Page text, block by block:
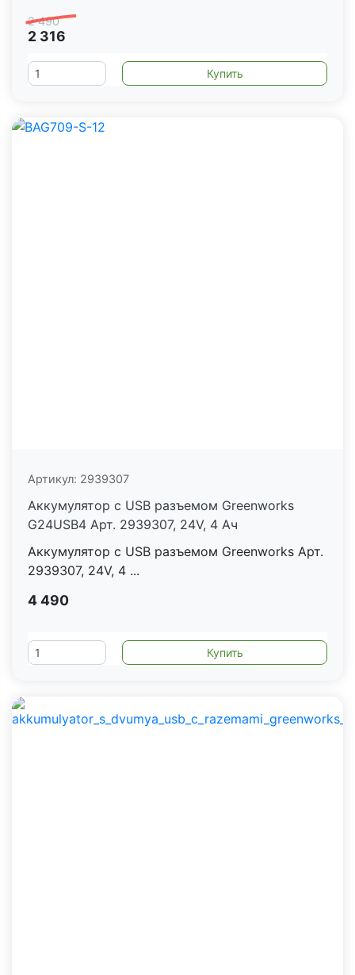
2 490
2 316
Артикул: 2939307
Аккумулятор с USB разъемом Greenworks
G24USB4 Арт. 2939307, 24V, 4 Ач
Аккумулятор с USB разъемом Greenworks Арт.
2939307, 24V, 4 ...
4 490